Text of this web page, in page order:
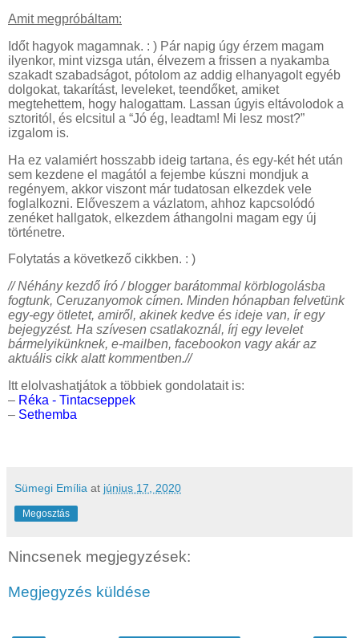
Amit megpróbáltam:
Időt hagyok magamnak. : ) Pár napig úgy érzem magam
ilyenkor, mint vizsga után, élvezem a frissen a nyakamba
szakadt szabadságot, pótolom az addig elhanyagolt egyéb
dolgokat, takarítást, leveleket, teendőket, amiket
megtehettem, hogy halogattam. Lassan úgyis eltávolodok a
sztoritól, és elcsitul a “Jó ég, leadtam! Mi lesz most?”
izgalom is.
Ha ez valamiért hosszabb ideig tartana, és egy-két hét után
sem kezdene el magától a fejembe kúszni mondjuk a
regényem, akkor viszont már tudatosan elkezdek vele
foglalkozni. Előveszem a vázlatom, ahhoz kapcsolódó
zenéket hallgatok, elkezdem áthangolni magam egy új
történetre.
Folytatás a következő cikkben. : )
// Néhány kezdő író / blogger barátommal körblogolásba
fogtunk, Ceruzanyomok címen. Minden hónapban felvetünk
egy-egy ötletet, amiről, akinek kedve és ideje van, ír egy
bejegyzést. Ha szívesen csatlakoznál, írj egy levelet
bármelyikünknek, e-mailben, facebookon vagy akár az
aktuális cikk alatt kommentben.//
Itt elolvashatjátok a többiek gondolatait is:
– Réka - Tintacseppek
– Sethemba
Sümegi Emília at június 17, 2020
Megosztás
Nincsenek megjegyzések:
Megjegyzés küldése